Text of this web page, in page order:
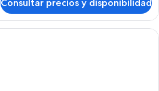
Consultar precios y disponibilidad